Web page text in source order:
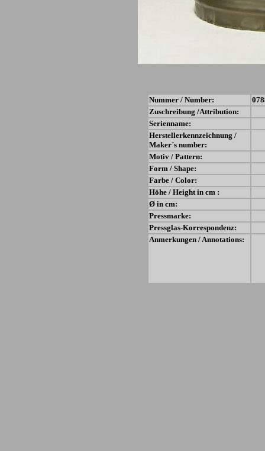
Nummer / Number:
Zuschreibung /Attribution:
Serienname:
Herstellerkennzeichnung /
Maker´s number:
Motiv / Pattern:
Form / Shape:
Farbe / Color:
Höhe / Height in cm :
Ø in cm:
Pressmarke:
Pressglas-Korrespondenz:
Anmerkungen / Annotations: